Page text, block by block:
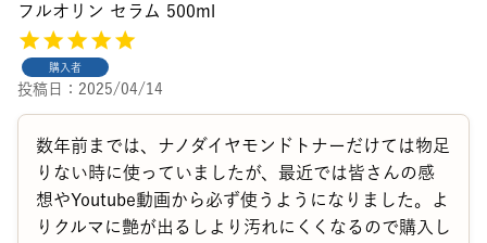
フルオリン セラム 500ml
購入者
投稿日 2025/04/14
数年前までは、ナノダイヤモンドトナーだけては物足
りない時に使っていましたが、最近では皆さんの感
想やYoutube動画から必ず使うようになりました。よ
りクルマに艶が出るしより汚れにくくなるので購入し